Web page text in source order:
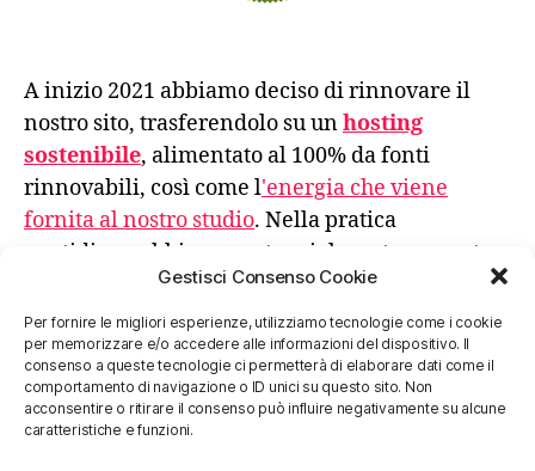
Gestisci Consenso Cookie
Per fornire le migliori esperienze, utilizziamo tecnologie come i cookie
per memorizzare e/o accedere alle informazioni del dispositivo. Il
consenso a queste tecnologie ci permetterà di elaborare dati come il
comportamento di navigazione o ID unici su questo sito. Non
acconsentire o ritirare il consenso può influire negativamente su alcune
caratteristiche e funzioni.
A inizio 2021 abbiamo deciso di rinnovare il
nostro sito, trasferendolo su unhosting
sostenibile, alimentato al 100% da fonti
rinnovabili, così come l'energia che viene
fornita al nostro studio. Nella pratica
quotidiana abbiamo sostanzialmente azzerato
l'uso di carta stampata e gli spostamenti
avvengono privilegiando sempre la scelta meno
impattante.
Un futuro migliore, sostenibile, resiliente e